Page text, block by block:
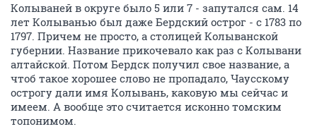
Колываней в округе было 5 или 7 - запутался сам. 14
лет Колыванью был даже Бердский острог - с 1783 по
1797. Причем не просто, а столицей Колыванской
губернии. Название прикочевало как раз с Колывани
алтайской. Потом Бердск получил свое название, а
чтоб такое хорошее слово не пропадало, Чаусскому
острогу дали имя Колывань, каковую мы сейчас и
имеем. А вообще это считается исконно томским
топонимом.